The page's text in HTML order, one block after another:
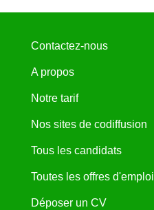
Contactez-nous
A propos
Notre tarif
Nos sites de codiffusion
Tous les candidats
Toutes les offres d'emploi
Déposer un CV